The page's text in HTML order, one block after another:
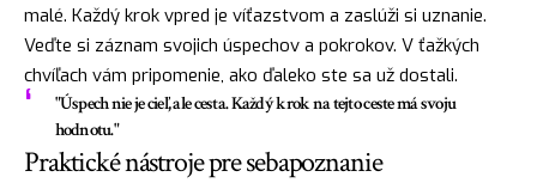
malé. Každý krok vpred je víťazstvom a zaslúži si uznanie.
Veďte si záznam svojich úspechov a pokrokov. V ťažkých
chvíľach vám pripomenie, ako ďaleko ste sa už dostali.
"Úspech nie je cieľ, ale cesta. Každý krok na tejto ceste má svoju
hodnotu."
Praktické nástroje pre sebapoznanie